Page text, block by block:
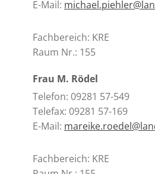
E-Mail:
Fachbereich: KRE
Raum Nr.: 155
Frau M. Rödel
Telefon: 09281 57-549
Telefax: 09281 57-169
E-Mail:
Fachbereich: KRE